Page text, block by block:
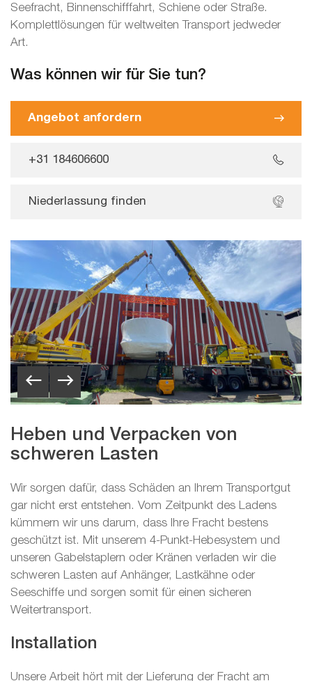
Seefracht, Binnenschifffahrt, Schiene oder Straße.
Komplettlösungen für weltweiten Transport jedweder
Art.
Was können wir für Sie tun?
Angebot anfordern
+31 184606600
Niederlassung finden
Heben und Verpacken von
schweren Lasten
Wir sorgen dafür, dass Schäden an Ihrem Transportgut
gar nicht erst entstehen. Vom Zeitpunkt des Ladens
kümmern wir uns darum, dass Ihre Fracht bestens
geschützt ist. Mit unserem 4-Punkt-Hebesystem und
unseren Gabelstaplern oder Kränen verladen wir die
schweren Lasten auf Anhänger, Lastkähne oder
Seeschiffe und sorgen somit für einen sicheren
Weitertransport.
Installation
Unsere Arbeit hört mit der Lieferung der Fracht am